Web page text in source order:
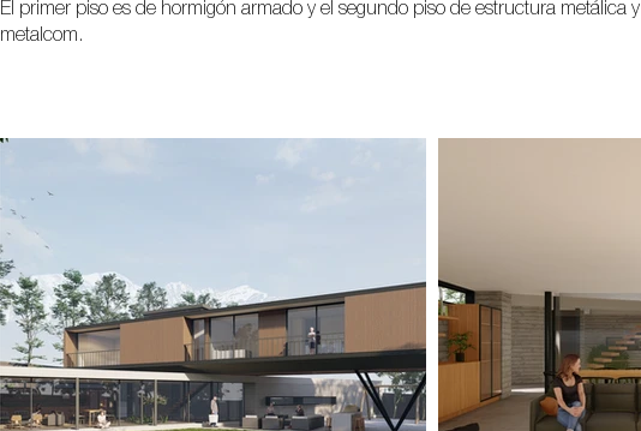
El primer piso es de hormigón armado y el segundo piso de estructura metálica y
metalcom.